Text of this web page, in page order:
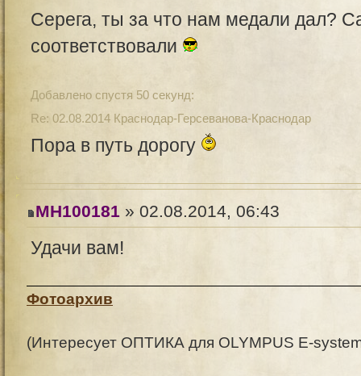
Серега, ты за что нам медали дал?
соответствовали
Добавлено спустя 50 секунд:
Re: 02.08.2014 Краснодар-Герсеванова-Краснодар
Пора в путь дорогу
MH100181 » 02.08.2014, 06:43
Удачи вам!
Фотоархив
(Интересует ОПТИКА для OLYMPUS E-